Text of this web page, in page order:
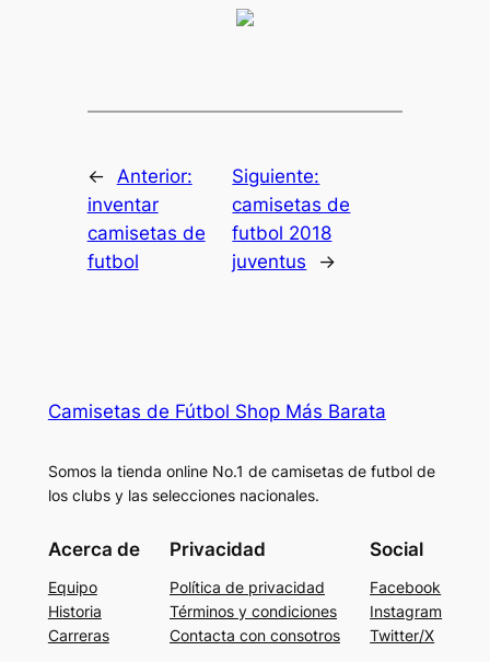
←
Anterior:
inventar
camisetas de
futbol
Siguiente:
camisetas de
futbol 2018
juventus
→
Camisetas de Fútbol Shop Más Barata
Somos la tienda online No.1 de camisetas de futbol de
los clubs y las selecciones nacionales.
Acerca de
Equipo
Historia
Carreras
Privacidad
Política de privacidad
Términos y condiciones
Contacta con consotros
Social
Facebook
Instagram
Twitter/X